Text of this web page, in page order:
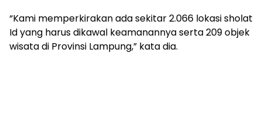
“Kami memperkirakan ada sekitar 2.066 lokasi sholat
Id yang harus dikawal keamanannya serta 209 objek
wisata di Provinsi Lampung,” kata dia.